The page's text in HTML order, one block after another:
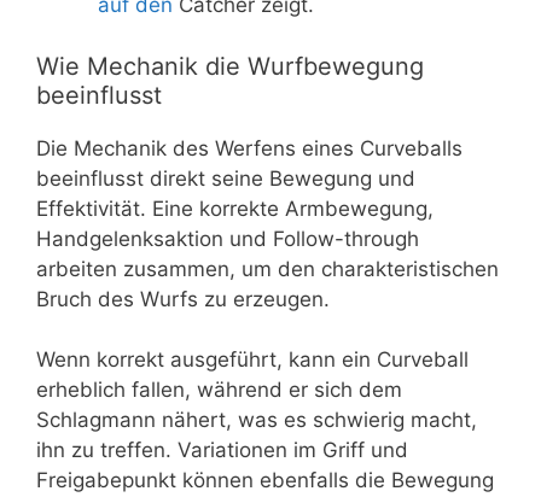
auf den Catcher zeigt.
Wie Mechanik die Wurfbewegung
beeinflusst
Die Mechanik des Werfens eines Curveballs
beeinflusst direkt seine Bewegung und
Effektivität. Eine korrekte Armbewegung,
Handgelenksaktion und Follow-through
arbeiten zusammen, um den charakteristischen
Bruch des Wurfs zu erzeugen.
Wenn korrekt ausgeführt, kann ein Curveball
erheblich fallen, während er sich dem
Schlagmann nähert, was es schwierig macht,
ihn zu treffen. Variationen im Griff und
Freigabepunkt können ebenfalls die Bewegung